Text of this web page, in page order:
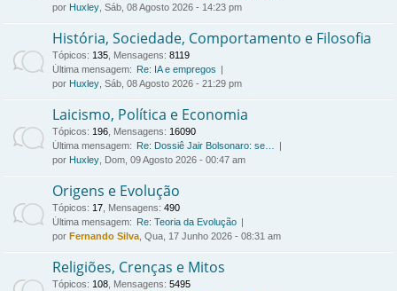
por Huxley, Sáb, 08 Agosto 2026 - 14:23 pm
História, Sociedade, Comportamento e Filosofia
Tópicos: 135, Mensagens: 8119
Última mensagem:
Re: IA e empregos
por Huxley, Sáb, 08 Agosto 2026 - 21:29 pm
Laicismo, Política e Economia
Tópicos: 196, Mensagens: 16090
Última mensagem:
Re: Dossiê Jair Bolsonaro: se…
por Huxley, Dom, 09 Agosto 2026 - 00:47 am
Origens e Evolução
Tópicos: 17, Mensagens: 490
Última mensagem:
Re: Teoria da Evolução
por Fernando Silva, Qua, 17 Junho 2026 - 08:31 am
Religiões, Crenças e Mitos
Tópicos: 108, Mensagens: 5495